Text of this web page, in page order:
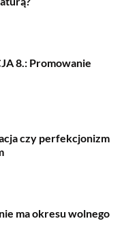
8.: Promowanie
czy perfekcjonizm
ma okresu wolnego